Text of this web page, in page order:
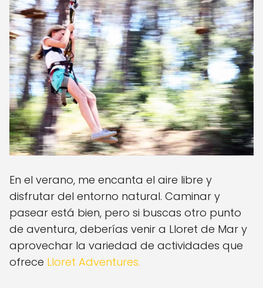
En el verano, me encanta el aire libre y
disfrutar del entorno natural. Caminar y
pasear está bien, pero si buscas otro punto
de aventura, deberías venir a Lloret de Mar y
aprovechar la variedad de actividades que
ofrece Lloret Adventures.